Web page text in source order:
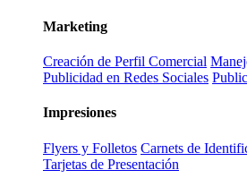
Marketing
Creación de Perfil Comercial
Publicidad en Redes Sociales
Impresiones
Flyers y Folletos Carnets de
Tarjetas de Presentación